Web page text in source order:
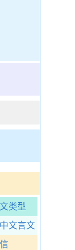
类型
文言文